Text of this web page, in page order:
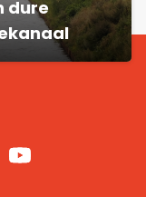
dure